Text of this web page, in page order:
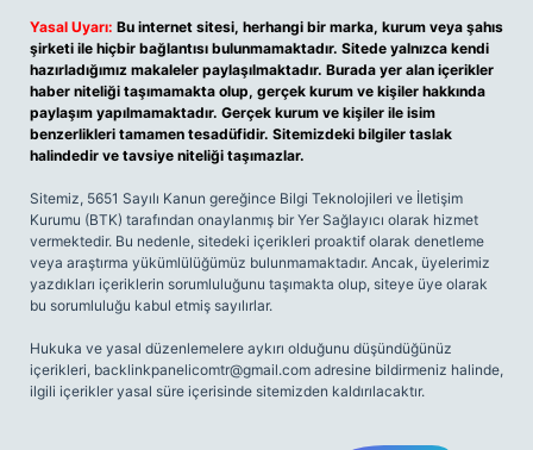
Yasal Uyarı: Bu internet sitesi, herhangi bir marka, kurum veya şahıs
şirketi ile hiçbir bağlantısı bulunmamaktadır. Sitede yalnızca kendi
hazırladığımız makaleler paylaşılmaktadır. Burada yer alan içerikler
haber niteliği taşımamakta olup, gerçek kurum ve kişiler hakkında
paylaşım yapılmamaktadır. Gerçek kurum ve kişiler ile isim
benzerlikleri tamamen tesadüfidir. Sitemizdeki bilgiler taslak
halindedir ve tavsiye niteliği taşımazlar.
Sitemiz, 5651 Sayılı Kanun gereğince Bilgi Teknolojileri ve İletişim
Kurumu (BTK) tarafından onaylanmış bir Yer Sağlayıcı olarak hizmet
vermektedir. Bu nedenle, sitedeki içerikleri proaktif olarak denetleme
veya araştırma yükümlülüğümüz bulunmamaktadır. Ancak, üyelerimiz
yazdıkları içeriklerin sorumluluğunu taşımakta olup, siteye üye olarak
bu sorumluluğu kabul etmiş sayılırlar.
Hukuka ve yasal düzenlemelere aykırı olduğunu düşündüğünüz
içerikleri, backlinkpanelicomtr@gmail.com adresine bildirmeniz halinde,
ilgili içerikler yasal süre içerisinde sitemizden kaldırılacaktır.